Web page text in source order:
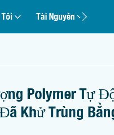
Tài Nguyên
Polymer Tự
Khử Trùng
Máy ép lọc trục vít